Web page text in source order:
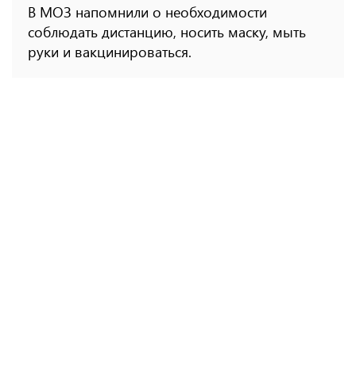
В МОЗ напомнили о необходимости
соблюдать дистанцию, носить маску, мыть
руки и вакцинироваться.